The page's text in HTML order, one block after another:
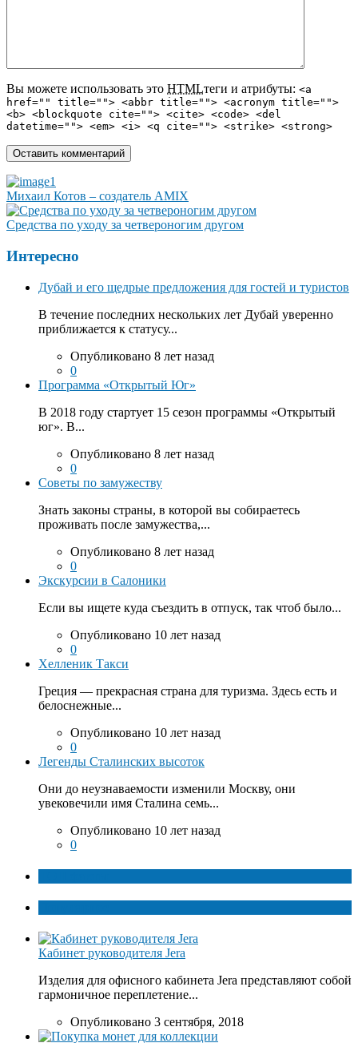
Вы можете использовать это HTMLтеги и атрибуты: <a
href="" title=""> <abbr title=""> <acronym title="">
<b> <blockquote cite=""> <cite> <code> <del
datetime=""> <em> <i> <q cite=""> <strike> <strong>
Михаил Котов – создатель AMIX
Средства по уходу за четвероногим другом
Интересно
Дубай и его щедрые предложения для гостей и туристов
В течение последних нескольких лет Дубай уверенно
приближается к статусу...
Опубликовано 8 лет назад
0
Программа «Открытый Юг»
В 2018 году стартует 15 сезон программы «Открытый
юг». В...
Опубликовано 8 лет назад
0
Советы по замужеству
Знать законы страны, в которой вы собираетесь
проживать после замужества,...
Опубликовано 8 лет назад
0
Экскурсии в Салоники
Если вы ищете куда съездить в отпуск, так чтоб было...
Опубликовано 10 лет назад
0
Хелленик Такси
Греция — прекрасная страна для туризма. Здесь есть и
белоснежные...
Опубликовано 10 лет назад
0
Легенды Сталинских высоток
Они до неузнаваемости изменили Москву, они
увековечили имя Сталина семь...
Опубликовано 10 лет назад
0
Кабинет руководителя Jera
Изделия для офисного кабинета Jera представляют собой
гармоничное переплетение...
Опубликовано 3 сентября, 2018